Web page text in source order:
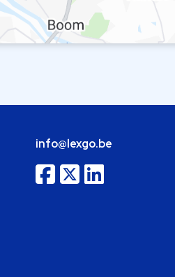
info@lexgo.be